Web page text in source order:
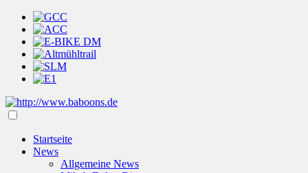
Startseite
News
Allgemeine News